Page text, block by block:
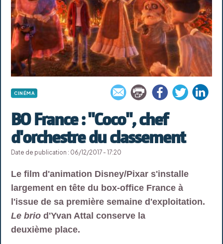
CINÉMA
BO France : "Coco", chef
d'orchestre du classement
Date de publication : 06/12/2017 - 17:20
Le film d'animation Disney/Pixar s'installe
largement en tête du box-office France à
l'issue de sa première semaine d'exploitation.
Le brio d'Yvan Attal conserve la
deuxième place.